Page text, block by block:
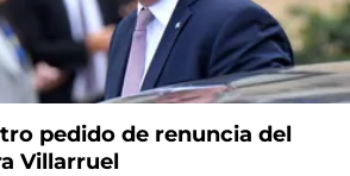
pedido de renuncia del
Villarruel